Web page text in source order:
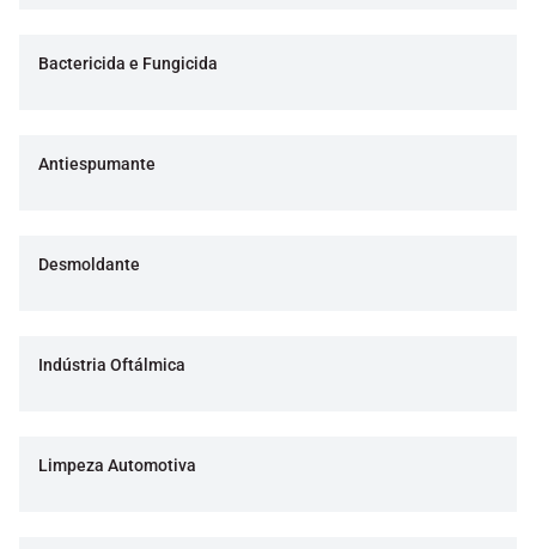
Bactericida e Fungicida
Antiespumante
Desmoldante
Indústria Oftálmica
Limpeza Automotiva